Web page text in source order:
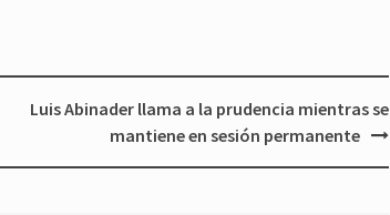
Luis Abinader llama a la prudencia mientras se
mantiene en sesión permanente